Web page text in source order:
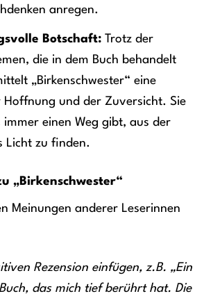
anregen.
Botschaft:Trotz der
die in dem Buch behandelt
„Birkenschwester“ eine
Hoffnung und der Zuversicht. Sie
immer einen Weg gibt, aus der
Licht zu finden.
„Birkenschwester“
Meinungen anderer Leserinnen
Rezension einfügen, z.B. „Ein
das mich tief berührt hat. Die